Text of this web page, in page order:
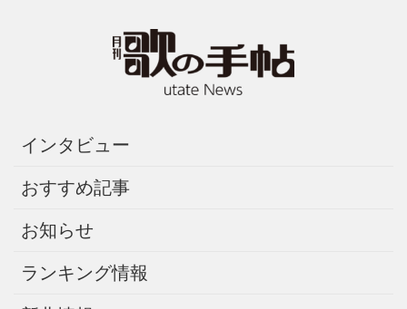
インタビュー
おすすめ記事
お知らせ
ランキング情報